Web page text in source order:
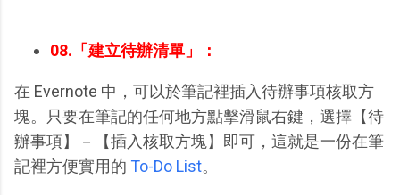
08.「建立待辦清單」：
在 Evernote 中，可以於筆記裡插入待辦事項核取方
塊。只要在筆記的任何地方點擊滑鼠右鍵，選擇【待
辦事項】－【插入核取方塊】即可，這就是一份在筆
記裡方便實用的 To-Do List。